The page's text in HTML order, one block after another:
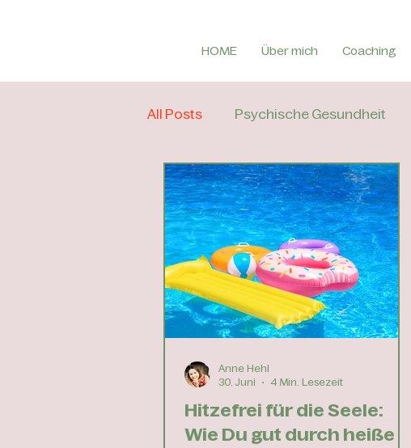
HOME Über mich Coaching
All Posts Psychische Gesundheit
Psychotherapie Coaching
Hitzefrei für die Seele:
Wie Du gut durch heiße
Anne Hehl
30. Juni
4 Min. Lesezeit